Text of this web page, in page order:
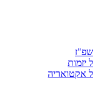
יזמות
אקטואריה